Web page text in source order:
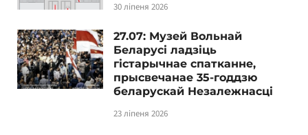
30 ліпеня 2026
27.07: Музей Вольнай
Беларусі ладзіць
гістарычнае спатканне,
прысвечанае 35-годдзю
беларускай Незалежнасці
23 ліпеня 2026